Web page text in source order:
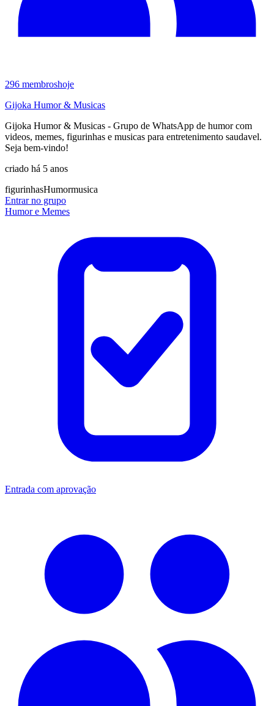
296 membroshoje
Gijoka Humor & Musicas
Gijoka Humor & Musicas - Grupo de WhatsApp de humor com
videos, memes, figurinhas e musicas para entretenimento saudavel.
Seja bem-vindo!
criado há 5 anos
figurinhasHumormusica
Entrar no grupo
Humor e Memes
Entrada com aprovação